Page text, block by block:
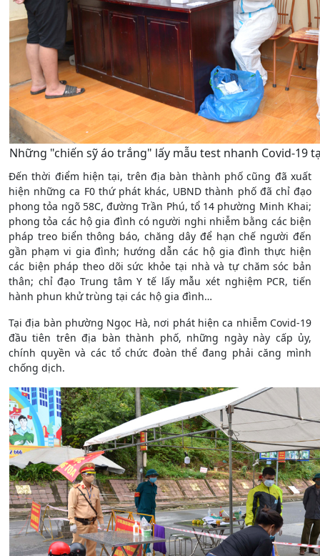
Những "chiến sỹ áo trắng" lấy mẫu test nhanh Covid-19
Đến thời điểm hiện tại, trên địa bàn thành phố cũng đã xuất
hiện những ca F0 thứ phát khác, UBND thành phố đã chỉ đạo
phong tỏa ngõ 58C, đường Trần Phú, tổ 14 phường Minh Khai;
phong tỏa các hộ gia đình có người nghi nhiễm bằng các biện
pháp treo biển thông báo, chăng dây để hạn chế người đến
gần phạm vi gia đình; hướng dẫn các hộ gia đình thực hiện
các biện pháp theo dõi sức khỏe tại nhà và tự chăm sóc bản
thân; chỉ đạo Trung tâm Y tế lấy mẫu xét nghiệm PCR, tiến
hành phun khử trùng tại các hộ gia đình…
Tại địa bàn phường Ngọc Hà, nơi phát hiện ca nhiễm Covid-19
đầu tiên trên địa bàn thành phố, những ngày này cấp ủy,
chính quyền và các tổ chức đoàn thể đang phải căng mình
chống dịch.